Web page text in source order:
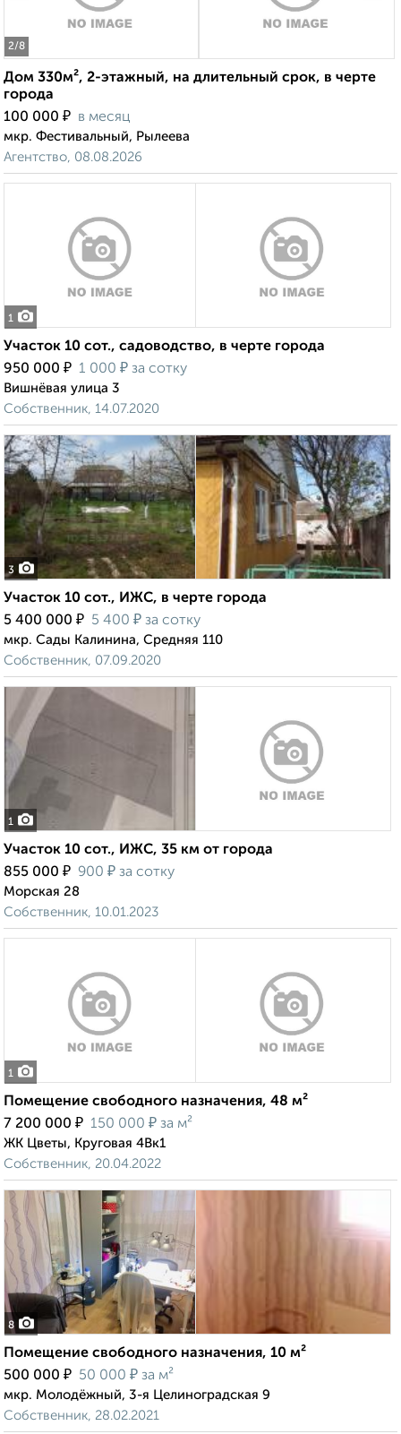
2/8
Дом 330м², 2-этажный, на длительный срок, в черте
города
100 000 ₽ в месяц
мкр. Фестивальный, Рылеева
Агентство, 08.08.2026
1
Участок 10 сот., садоводство, в черте города
950 000 ₽ 1 000 ₽ за сотку
Вишнёвая улица 3
Собственник, 14.07.2020
3
Участок 10 сот., ИЖС, в черте города
5 400 000 ₽ 5 400 ₽ за сотку
мкр. Сады Калинина, Средняя 110
Собственник, 07.09.2020
1
Участок 10 сот., ИЖС, 35 км от города
855 000 ₽ 900 ₽ за сотку
Морская 28
Собственник, 10.01.2023
1
Помещение свободного назначения, 48 м²
7 200 000 ₽ 150 000 ₽ за м²
ЖК Цветы, Круговая 4Вк1
Собственник, 20.04.2022
8
Помещение свободного назначения, 10 м²
500 000 ₽ 50 000 ₽ за м²
мкр. Молодёжный, 3-я Целиноградская 9
Собственник, 28.02.2021